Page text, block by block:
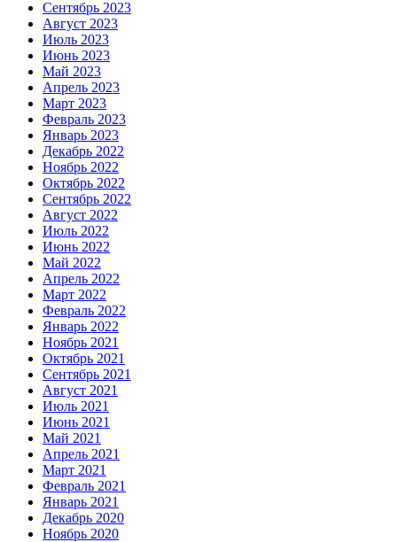
Сентябрь 2023
Август 2023
Июль 2023
Июнь 2023
Май 2023
Апрель 2023
Март 2023
Февраль 2023
Январь 2023
Декабрь 2022
Ноябрь 2022
Октябрь 2022
Сентябрь 2022
Август 2022
Июль 2022
Июнь 2022
Май 2022
Апрель 2022
Март 2022
Февраль 2022
Январь 2022
Ноябрь 2021
Октябрь 2021
Сентябрь 2021
Август 2021
Июль 2021
Июнь 2021
Май 2021
Апрель 2021
Март 2021
Февраль 2021
Январь 2021
Декабрь 2020
Ноябрь 2020